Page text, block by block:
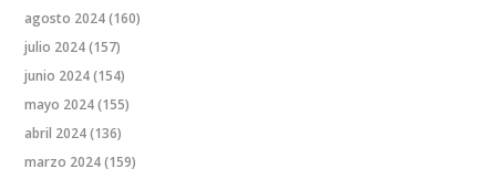
agosto 2024(160)
julio 2024(157)
junio 2024(154)
mayo 2024(155)
abril 2024(136)
marzo 2024(159)